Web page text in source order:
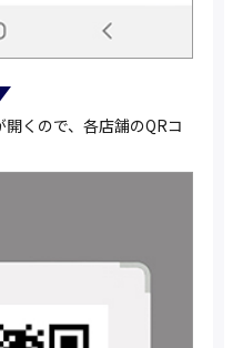
くので、各店舗のQRコ